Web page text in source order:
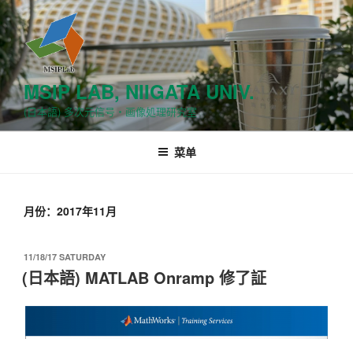
跳
至
内
容
MSIP LAB, NIIGATA UNIV.
(日本語) 多次元信号・画像処理研究室
菜单
月份：2017年11月
发
布
于
11/18/17 SATURDAY
(日本語) MATLAB Onramp 修了証